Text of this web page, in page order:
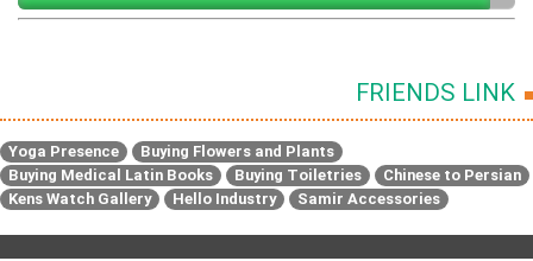
FRIENDS LINK
Yoga Presence
Buying Flowers and Plants
Buying Medical Latin Books
Buying Toiletries
Chinese to Persian
Kens Watch Gallery
Hello Industry Samir Accessories